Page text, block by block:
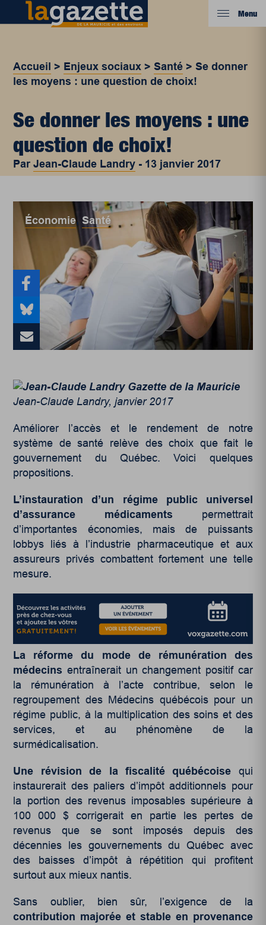
Menu
Accueil > Enjeux sociaux >Santé >Se donner
les moyens : une question de choix!
Se donner les moyens : une
question de choix!
ParJean-Claude Landry - 13 janvier 2017
Économie,Santé
Jean-Claude Landry, janvier 2017
Améliorer l’accès et le rendement de notre
système de santé relève des choix que fait le
gouvernement du Québec. Voici quelques
propositions.
L’instauration d’un régime public universel
d’assurance médicaments permettrait
d’importantes économies, mais de puissants
lobbys liés à l’industrie pharmaceutique et aux
assureurs privés combattent fortement une telle
mesure.
La réforme du mode de rémunération des
médecins entraînerait un changement positif car
la rémunération à l’acte contribue, selon le
regroupement des Médecins québécois pour un
régime public, à la multiplication des soins et des
services, et au phénomène de la
surmédicalisation.
Une révision de la fiscalité québécoise qui
instaurerait des paliers d’impôt additionnels pour
la portion des revenus imposables supérieure à
100 000 $ corrigerait en partie les pertes de
revenus que se sont imposés depuis des
décennies les gouvernements du Québec avec
des baisses d’impôt à répétition qui profitent
surtout aux mieux nantis.
Sans oublier, bien sûr, l’exigence de la
contribution majorée et stable en provenance